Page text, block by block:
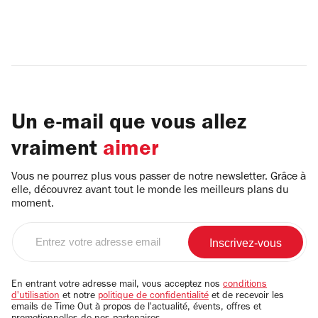
Un e-mail que vous allez
vraiment aimer
Vous ne pourrez plus vous passer de notre newsletter. Grâce à
elle, découvrez avant tout le monde les meilleurs plans du
moment.
email
En entrant votre adresse mail, vous acceptez nos conditions
d'utilisation et notre politique de confidentialité et de recevoir les
emails de Time Out à propos de l'actualité, évents, offres et